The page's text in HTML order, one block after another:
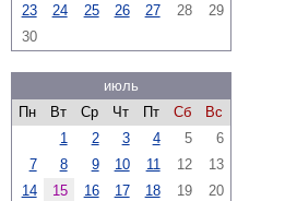
23
24 25 26 27 28
29
30
июль
Пн
Вт Ср Чт Пт Сб
Вс
1
2 3 4 5
6
7
8 9 10 11 12
13
14
15 16 17 18 19
20